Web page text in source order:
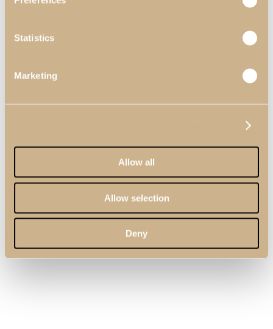
Statistics
Marketing
Allow all
Allow selection
Deny
Inspirações
Noah